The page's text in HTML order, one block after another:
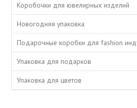
Коробочки для ювелирных изделий
Новогодняя упаковка
Подарочные коробки для fashion
Упаковка для подарков
Упаковка для цветов